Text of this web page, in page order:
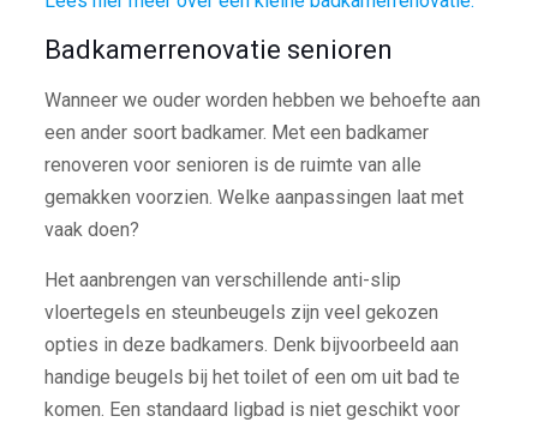
Badkamerrenovatie senioren
Wanneer we ouder worden hebben we behoefte aan
een ander soort badkamer. Met een badkamer
renoveren voor senioren is de ruimte van alle
gemakken voorzien. Welke aanpassingen laat met
vaak doen?
Het aanbrengen van verschillende anti-slip
vloertegels en steunbeugels zijn veel gekozen
opties in deze badkamers. Denk bijvoorbeeld aan
handige beugels bij het toilet of een om uit bad te
komen. Een standaard ligbad is niet geschikt voor